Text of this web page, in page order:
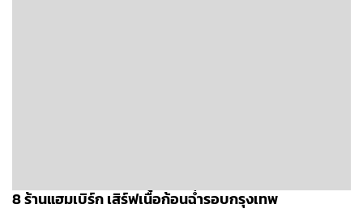
8 ร้านแฮมเบิร์ก เสิร์ฟเนื้อก้อนฉ่ำรอบกรุงเทพ